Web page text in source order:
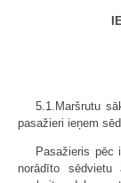
5.1.Maršrutu
pasažieri ieņem
Pasažieris pēc
norādīto